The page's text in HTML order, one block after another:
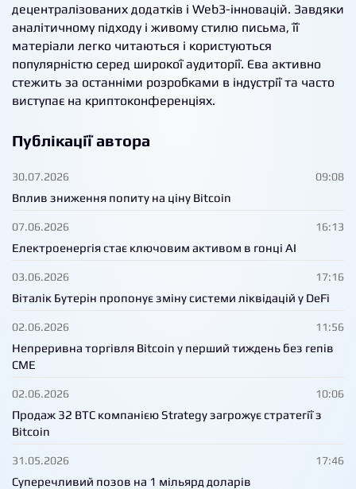
децентралізованих додатків і Web3-інновацій. Завдяки
аналітичному підходу і живому стилю письма, її
матеріали легко читаються і користуються
популярністю серед широкої аудиторії. Єва активно
стежить за останніми розробками в індустрії та часто
виступає на криптоконференціях.
Публікації автора
30.07.2026 09:08
Вплив зниження попиту на ціну Bitcoin
07.06.2026 16:13
Електроенергія стає ключовим активом в гонці AI
03.06.2026 17:16
Віталік Бутерін пропонує зміну системи ліквідацій у DeFi
02.06.2026 11:56
Непреривна торгівля Bitcoin у перший тиждень без гепів
CME
02.06.2026 10:06
Продаж 32 BTC компанією Strategy загрожує стратегії з
Bitcoin
31.05.2026 17:46
Суперечливий позов на 1 мільярд доларів